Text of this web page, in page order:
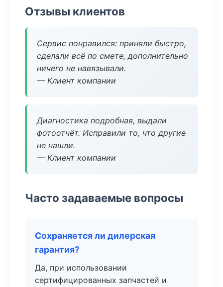
Отзывы клиентов
Сервис понравился: приняли быстро,
сделали всё по смете, дополнительно
ничего не навязывали.
— Клиент компании
Диагностика подробная, выдали
фотоотчёт. Исправили то, что другие
не нашли.
— Клиент компании
Часто задаваемые вопросы
Сохраняется ли дилерская
гарантия?
Да, при использовании
сертифицированных запчастей и